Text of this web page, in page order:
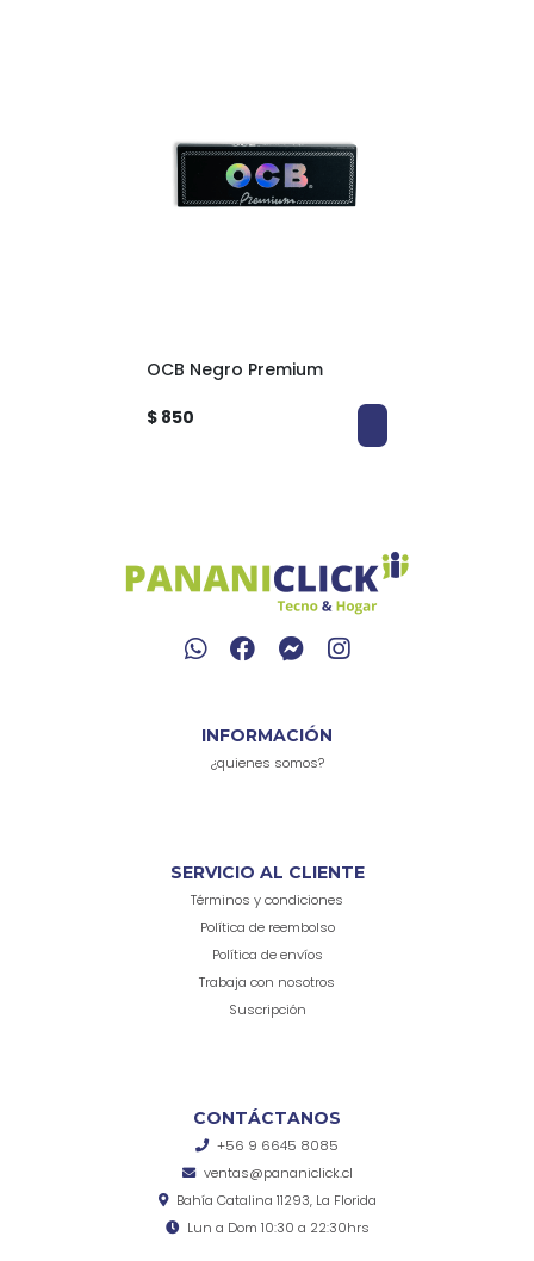
OCB Negro Premium
$ 850
INFORMACIÓN
¿quienes somos?
SERVICIO AL CLIENTE
Términos y condiciones
Política de reembolso
Política de envíos
Trabaja con nosotros
Suscripción
CONTÁCTANOS
+56 9 6645 8085
ventas@pananiclick.cl
Bahía Catalina 11293, La Florida
Lun a Dom 10:30 a 22:30hrs